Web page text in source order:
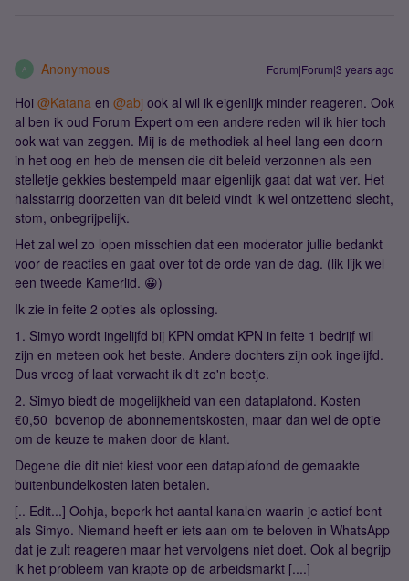
A Anonymous Forum|Forum|3 years ago
Hoi @Katana en @abj ook al wil ik eigenlijk minder reageren. Ook
al ben ik oud Forum Expert om een andere reden wil ik hier toch
ook wat van zeggen. Mij is de methodiek al heel lang een doorn
in het oog en heb de mensen die dit beleid verzonnen als een
stelletje gekkies bestempeld maar eigenlijk gaat dat wat ver. Het
halsstarrig doorzetten van dit beleid vindt ik wel ontzettend slecht,
stom, onbegrijpelijk.
Het zal wel zo lopen misschien dat een moderator jullie bedankt
voor de reacties en gaat over tot de orde van de dag. (lik lijk wel
een tweede Kamerlid. 😀)
Ik zie in feite 2 opties als oplossing.
1. Simyo wordt ingelijfd bij KPN omdat KPN in feite 1 bedrijf wil
zijn en meteen ook het beste. Andere dochters zijn ook ingelijfd.
Dus vroeg of laat verwacht ik dit zo'n beetje.
2. Simyo biedt de mogelijkheid van een dataplafond. Kosten
€0,50 bovenop de abonnementskosten, maar dan wel de optie
om de keuze te maken door de klant.
Degene die dit niet kiest voor een dataplafond de gemaakte
buitenbundelkosten laten betalen.
[.. Edit...] Oohja, beperk het aantal kanalen waarin je actief bent
als Simyo. Niemand heeft er iets aan om te beloven in WhatsApp
dat je zult reageren maar het vervolgens niet doet. Ook al begrijp
ik het probleem van krapte op de arbeidsmarkt [....]